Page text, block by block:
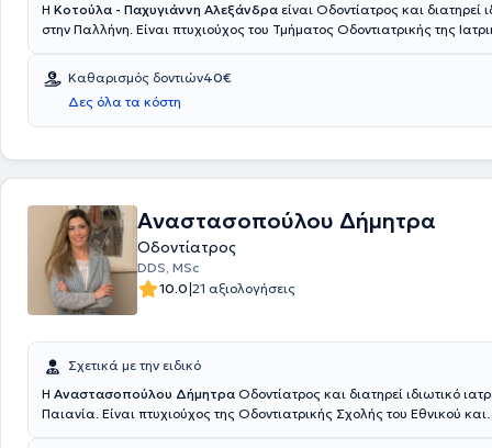
Η Κοτούλα - Παχυγιάννη Αλεξάνδρα είναι Οδοντίατρος και διατηρεί
στην Παλλήνη. Είναι πτυχιούχος του Τμήματος Οδοντιατρικής της
Γναθοπροσωπικής Χειρουργικής και στο Οδοντιατρικό Τμήμα του
Νοσοκομείου Ιωαννίνων "Γ. Χατζηκώστα". Η οδοντίατρος μετά από 32
εμπειρίας στο χώρο παρακολουθεί περιστατικά που αφορούν τόσο
και την αντιμετώπιση στο ευρύτερο φάσμα της γενικής οδοντιατρικής,
Καθαρισμός δοντιών40€
Δες όλα τα κόστη
Αναστασοπούλου Δήμητρα
Οδοντίατρος
DDS, MSc
10.0|21 αξιολογήσεις
Σχετικά με την ειδικό
Η Αναστασοπούλου Δήμητρα Οδοντίατρος και διατηρεί ιδιωτικό
Παιανία. Είναι πτυχιούχος της Οδοντιατρικής Σχολής του Εθνικού και